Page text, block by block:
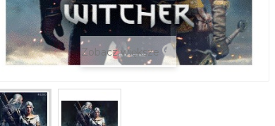
Zobacz większe